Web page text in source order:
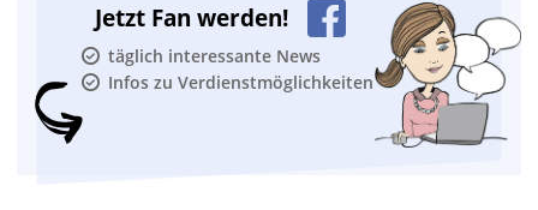
Jetzt Fan werden!
täglich interessante News
Infos zu Verdienstmöglichkeiten